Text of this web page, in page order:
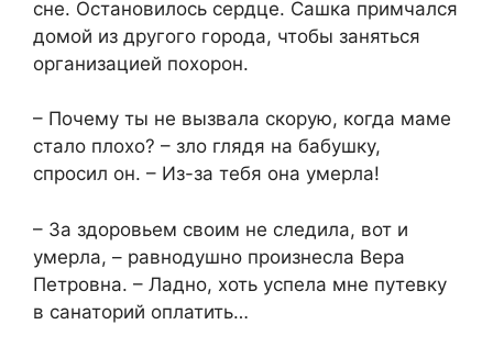
сне. Остановилось сердце. Сашка примчался
домой из другого города, чтобы заняться
организацией похорон.
– Почему ты не вызвала скорую, когда маме
стало плохо? – зло глядя на бабушку,
спросил он. – Из-за тебя она умерла!
– За здоровьем своим не следила, вот и
умерла, – равнодушно произнесла Вера
Петровна. – Ладно, хоть успела мне путевку
в санаторий оплатить…